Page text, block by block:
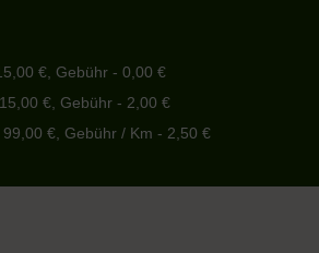
€, Gebühr - 0,00 €
€, Gebühr - 2,00 €
99,00 €, Gebühr / Km - 2,50 €